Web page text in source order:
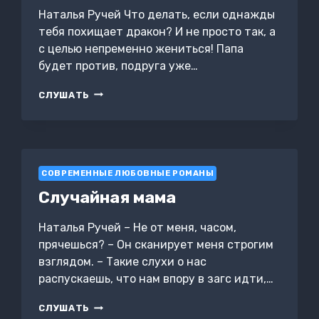
Наталья Ручей Что делать, если однажды
тебя похищает дракон? И не просто так, а
с целью непременно жениться! Папа
будет против, подруга уже…
СЛУШАТЬ САИНТЭ.
СОВРЕМЕННЫЕ ЛЮБОВНЫЕ РОМАНЫ
Случайная мама
Наталья Ручей – Не от меня, часом,
прячешься? – Он сканирует меня строгим
взглядом. – Такие слухи о нас
распускаешь, что нам впору в загс идти,…
СЛУШАТЬ СЛУЧАЙНАЯ